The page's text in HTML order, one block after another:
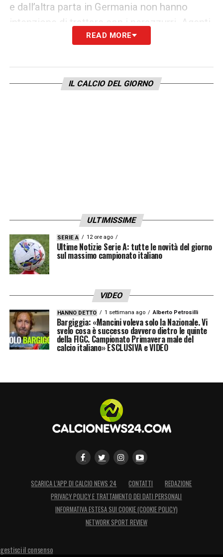
e dall’altra parta in Germania non hanno
intenzione di trattare con i nerazzurri. Agenti
e Marotta non sono stati avvisati e
cercando di arrivare a una cifra importante
per convincere i bavaresi.
READ MORE
IL CALCIO DEL GIORNO
ULTIMISSIME
SERIE A 12 ore ago
Ultime Notizie Serie A: tutte le novità del giorno
sul massimo campionato italiano
VIDEO
HANNO DETTO 1 settimana ago Alberto Petrosilli
Bargiggia: «Mancini voleva solo la Nazionale. Vi
svelo cosa è successo davvero dietro le quinte
della FIGC. Campionato Primavera male del
calcio italiano» ESCLUSIVA e VIDEO
SCARICA L’APP DI CALCIO NEWS 24 CONTATTI
REDAZIONE
PRIVACY POLICY E TRATTAMENTO DEI DATI PERSONALI
INFORMATIVA ESTESA SUI COOKIE (COOKIE POLICY)
NETWORK SPORT REVIEW
gestisci il consenso